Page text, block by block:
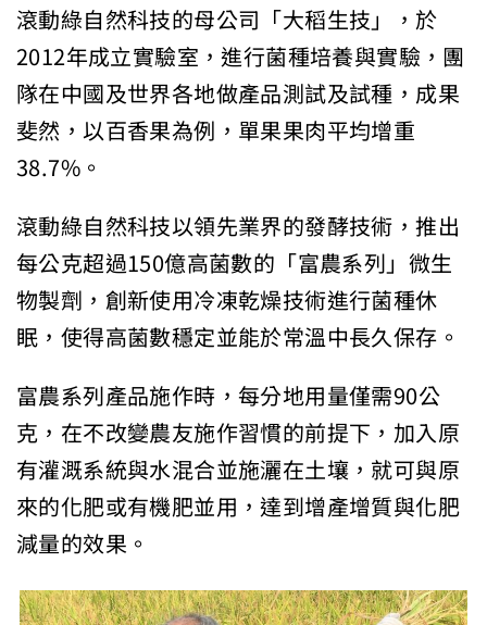
滾動綠自然科技的母公司「大稻生技」，於
2012年成立實驗室，進行菌種培養與實驗，團
隊在中國及世界各地做產品測試及試種，成果
斐然，以百香果為例，單果果肉平均增重
38.7%。
滾動綠自然科技以領先業界的發酵技術，推出
每公克超過150億高菌數的「富農系列」微生
物製劑，創新使用冷凍乾燥技術進行菌種休
眠，使得高菌數穩定並能於常溫中長久保存。
富農系列產品施作時，每分地用量僅需90公
克，在不改變農友施作習慣的前提下，加入原
有灌溉系統與水混合並施灑在土壤，就可與原
來的化肥或有機肥並用，達到增產增質與化肥
減量的效果。